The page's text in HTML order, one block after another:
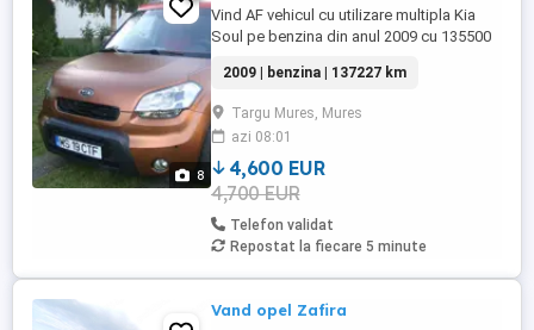
8
Vind AF vehicul cu utilizare multipla Kia
Soul pe benzina din anul 2009 cu 135500
turela , volan si scaun reglabil, motor Roc
1600 cmc, geamuri electrice , scaune cu
incalzire , clima , masina e in stare
buna,toate actele in regula , proprietar .
2009 | benzina | 137227 km
Targu Mures, Mures
azi 08:01
4,600 EUR
4,700 EUR
Telefon validat
Repostat la fiecare 5 minute
Vand opel Zafira